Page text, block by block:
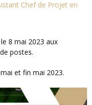
Chef de Projet en
postes.
et fin mai 2023.